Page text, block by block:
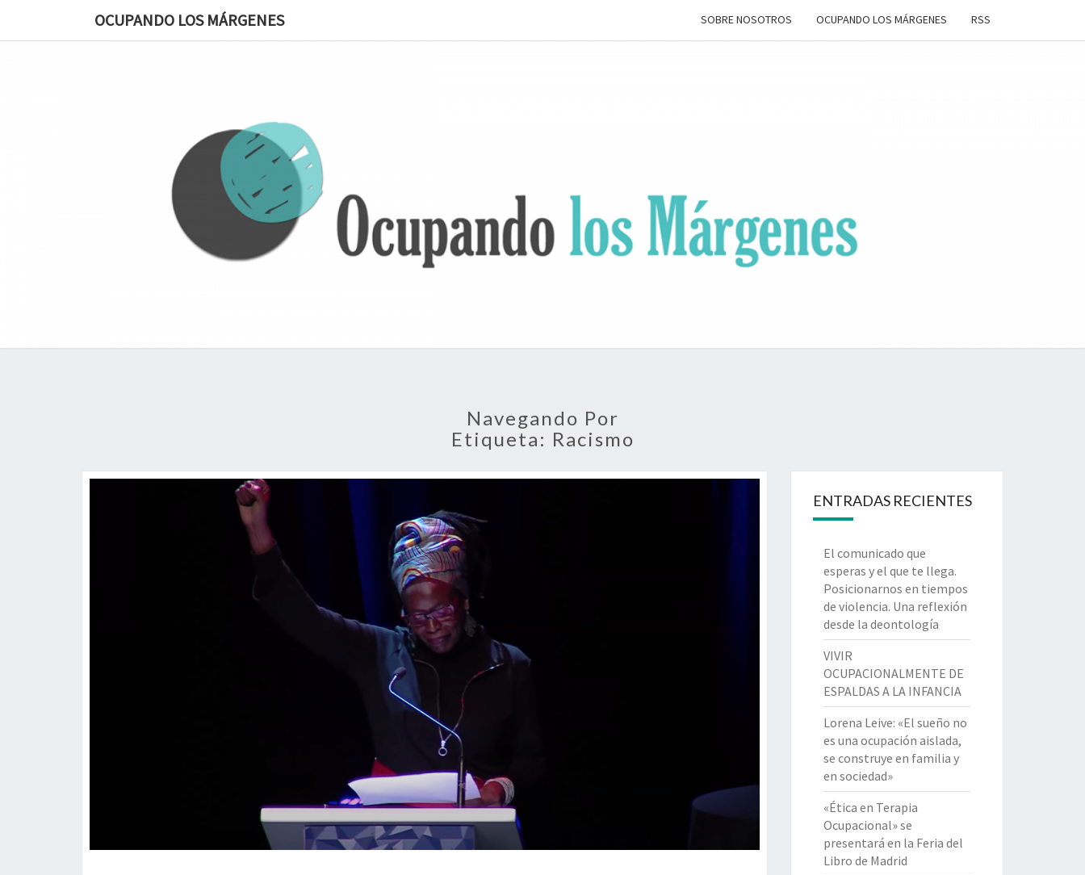
OCUPANDO LOS MÁRGENES SOBRE NOSOTROS OCUPANDO LOS MÁRGENES RSS
OCUPANDO
LOS
MÁRGENES
Terapia
Ocupacional
Desde Los
Márgenes
Navegando Por
Etiqueta: Racismo
ENTRADAS RECIENTES
El comunicado que
esperas y el que te llega.
Posicionarnos en tiempos
de violencia. Una reflexión
desde la deontología
VIVIR
OCUPACIONALMENTE DE
ESPALDAS A LA INFANCIA
Lorena Leive: «El sueño no
es una ocupación aislada,
se construye en familia y
en sociedad»
«Ética en Terapia
Ocupacional» se
presentará en la Feria del
Libro de Madrid